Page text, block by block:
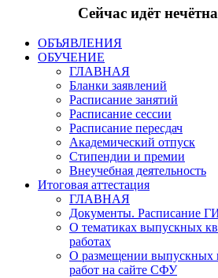
Сейчас идётне
ОБЪЯВЛЕНИЯ
ОБУЧЕНИЕ
ГЛАВНАЯ
Бланки заявлений
Расписание занятий
Расписание сессии
Расписание пересдач
Академический отпуск
Стипендии и премии
Внеучебная деятельность
Итоговая аттестация
ГЛАВНАЯ
Документы. Расписание
О тематиках выпускных
работах
О размещении выпускных
работ на сайте СФУ